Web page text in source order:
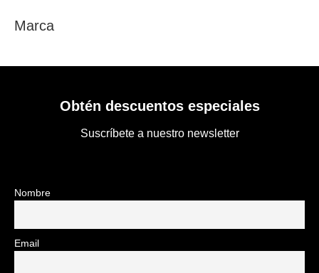
Marca
Obtén descuentos especiales
Suscríbete a nuestro newsletter
Nombre
Email